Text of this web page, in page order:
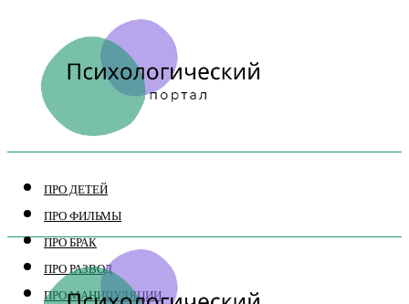
ПРО ДЕТЕЙ
ПРО ФИЛЬМЫ
ПРО БРАК
ПРО РАЗВОД
ПРО МАНИПУЛЯЦИИ